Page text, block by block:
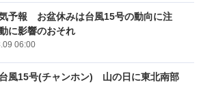
予報 お盆休みは台風15号の動向に注
に影響のおそれ
06:00
風15号(チャンホン) 山の日に東北南部